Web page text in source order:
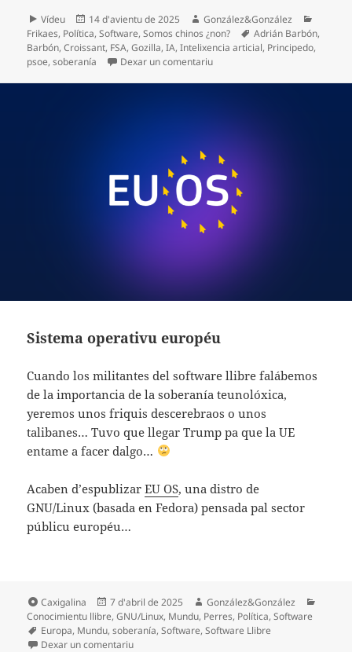
Formatu
Vídeu
Espublizáu
en
14 d'avientu de 2025 Autor
González&González
Frikaes, Política,Software,Somos chinos ¿non? Etiquetes
Adrián Barbón,
Barbón,Croissant, FSA,Gozilla,IA,Intelixencia articial, Principedo,
psoe,soberanía Dexar un comentariuen Barbonzilla y la IA (nun se
Sistema operativu européu
Cuando los militantes del software llibre falábemos
de la importancia de la soberanía teunolóxica,
yeremos unos friquis descerebraos o unos
talibanes… Tuvo que llegar Trump pa que la UE
entame a facer dalgo…
Acaben d’espublizarEU OS, una distro de
GNU/Linux (basada en Fedora) pensada pal sector
públicu européu…
Formatu
Caxigalina
Espublizáu
en
7 d'abril de 2025 Autor
González&González
Conocimientu llibre,GNU/Linux, Mundu, Perres, Política,Software
Etiquetes
Europa, Mundu,soberanía,Software,Software Llibre
Dexar un comentariuen Sistema operativu européu